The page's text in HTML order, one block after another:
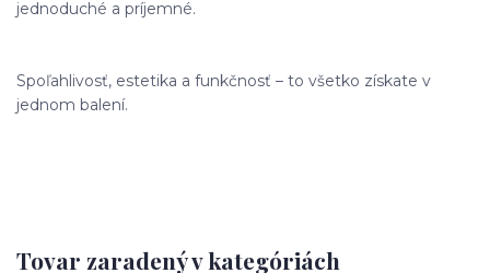
jednoduché a príjemné.
Spoľahlivosť, estetika a funkčnosť – to všetko získate v
jednom balení.
Tovar zaradený v kategóriách